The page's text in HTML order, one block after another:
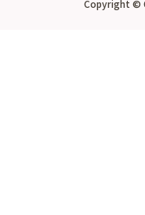
Copyright ©